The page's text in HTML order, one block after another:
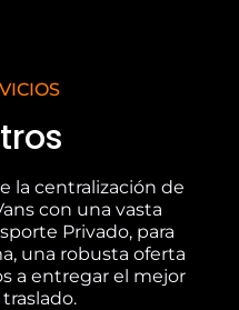
la centralización de
con una vasta
Privado, para
una robusta oferta
a entregar el mejor